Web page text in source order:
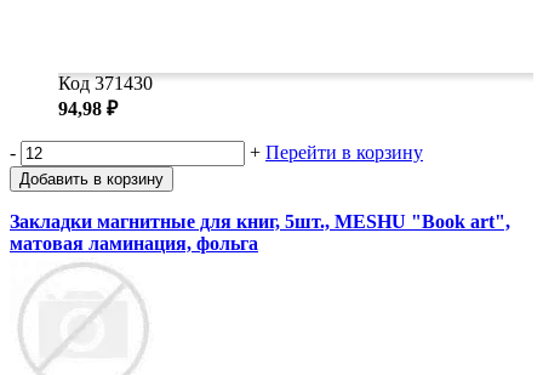
Код 371430
94,98 ₽
- + Перейти в корзину
Добавить в корзину
Закладки магнитные для книг, 5шт., MESHU "Book art",
матовая ламинация, фольга